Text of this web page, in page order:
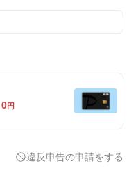
0円
違反申告の申請をする